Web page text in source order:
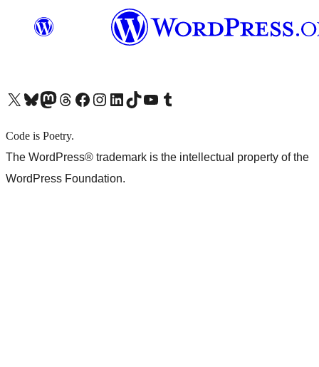
X (旧 Twitter) アカウントへBluesky アカウントへMastodon アカウントへThreads アカウントへ Facebook ページへInstagram アカウントへ LinkedIn アカウントへTikTok アカウントへYouTube チャンネルへ Tumblr アカウントへ
Code is Poetry.
The WordPress® trademark is the intellectual property of the
WordPress Foundation.